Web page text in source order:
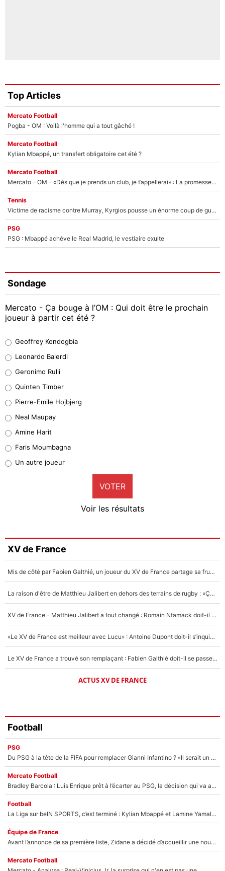
Top Articles
Mercato Football
Pogba - OM : Voilà l'homme qui a tout gâché !
Mercato Football
Kylian Mbappé, un transfert obligatoire cet été ?
Mercato Football
Mercato - OM - «Dès que je prends un club, je t’appellerai» : La promesse de Marcelino au moment de claquer la porte
Tennis
Victime de racisme contre Murray, Kyrgios pousse un énorme coup de gueule !
PSG
PSG : Mbappé achève le Real Madrid, le vestiaire exulte
Sondage
Mercato - Ça bouge à l’OM : Qui doit être le prochain
joueur à partir cet été ?
38%
32%
4%
1%
9%
Faris Moumbagna
4%
Un autre joueur
5%
Geoffrey Kondogbia
Leonardo Balerdi
Geronimo Rulli
Quinten Timber
Pierre-Emile Hojbjerg
Neal Maupay
Amine Harit
Faris Moumbagna
Un autre joueur
VOTER
Voir les résultats
XV de France
Mis de côté par Fabien Galthié, un joueur du XV de France partage sa frustration : «ils ne me l’ont pas dit tout de suite»
La raison d'être de Matthieu Jalibert en dehors des terrains de rugby : «Ça m'atteint autant que si tu touches à un membre de ma famille»
XV de France - Matthieu Jalibert a tout changé : Romain Ntamack doit-il s’inquiéter pour sa place à un an de la Coupe du monde ?
«Le XV de France est meilleur avec Lucu» : Antoine Dupont doit-il s’inquiéter pour sa place ?
Le XV de France a trouvé son remplaçant : Fabien Galthié doit-il se passer d'Antoine Dupont ?
ACTUS XV DE FRANCE
Football
PSG
Du PSG à la tête de la FIFA pour remplacer Gianni Infantino ? «Il serait un mauvais président», le patron de la Liga s'attaque à Nasser Al-Khelaïfi !
Mercato Football
Bradley Barcola : Luis Enrique prêt à l’écarter au PSG, la décision qui va accélérer son transfert à Liverpool ?
Football
La Liga sur beIN SPORTS, c’est terminé : Kylian Mbappé et Lamine Yamal changent de chaîne, «le moment était venu d'ouvrir un nouveau chapitre»
Équipe de France
Avant l’annonce de sa première liste, Zidane a décidé d’accueillir une nouvelle tête en équipe de France
Mercato Football